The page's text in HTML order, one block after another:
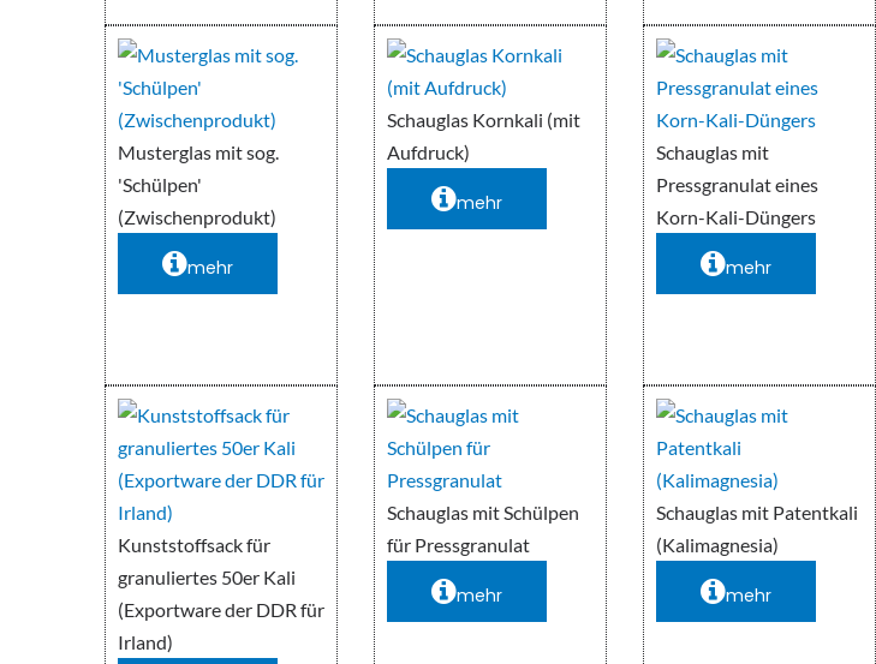
Musterglas mit sog.
'Schülpen'
(Zwischenprodukt)
mehr
Schauglas Kornkali (mit
Aufdruck)
mehr
Schauglas mit
Pressgranulat eines
Korn-Kali-Düngers
mehr
Kunststoffsack für
granuliertes 50er Kali
(Exportware der DDR für
Irland)
Schauglas mit Schülpen
für Pressgranulat
mehr
Schauglas mit Patentkali
(Kalimagnesia)
mehr